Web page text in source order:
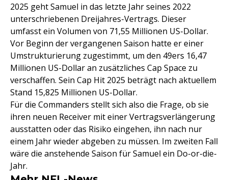
2025 geht Samuel in das letzte Jahr seines 2022
unterschriebenen Dreijahres-Vertrags. Dieser
umfasst ein Volumen von 71,55 Millionen US-Dollar.
Vor Beginn der vergangenen Saison hatte er einer
Umstrukturierung zugestimmt, um den 49ers 16,47
Millionen US-Dollar an zusätzliches Cap Space zu
verschaffen. Sein Cap Hit 2025 beträgt nach aktuellem
Stand 15,825 Millionen US-Dollar.
Für die Commanders stellt sich also die Frage, ob sie
ihren neuen Receiver mit einer Vertragsverlängerung
ausstatten oder das Risiko eingehen, ihn nach nur
einem Jahr wieder abgeben zu müssen. Im zweiten Fall
wäre die anstehende Saison für Samuel ein Do-or-die-
Jahr.